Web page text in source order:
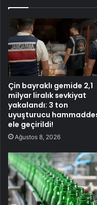
Çin bayraklı gemide 2,1
milyar liralık sevkiyat
yakalandı: 3 ton
uyuşturucu
ele geçirildi!
Ağustos 8, 2026